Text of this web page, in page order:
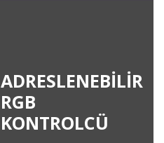
ADRESLENEBİLİR
RGB
KONTROLCÜ